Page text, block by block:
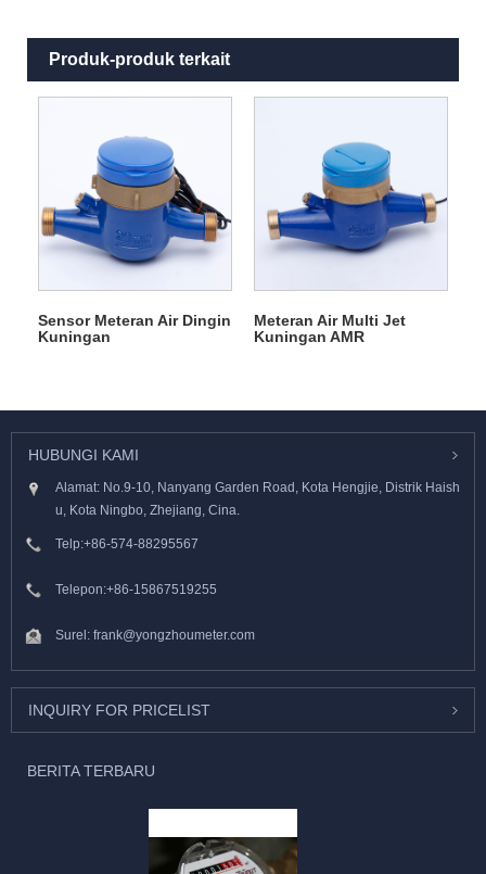
Produk-produk terkait
Sensor Meteran Air Dingin
Kuningan
Meteran Air Multi Jet
Kuningan AMR
HUBUNGI KAMI
Alamat: No.9-10, Nanyang Garden Road, Kota Hengjie, Distrik Haish
u, Kota Ningbo, Zhejiang, Cina.
Telp:+86-574-88295567
Telepon:+86-15867519255
Surel: frank@yongzhoumeter.com
INQUIRY FOR PRICELIST
BERITA TERBARU